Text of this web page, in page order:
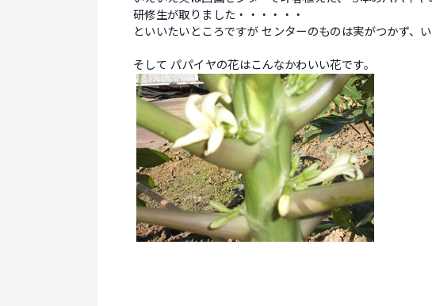
研修生が取りました・・・・・・
といいたいところですが センターのものは実がつかず、
そして パパイヤの花はこんなかわいい花です。